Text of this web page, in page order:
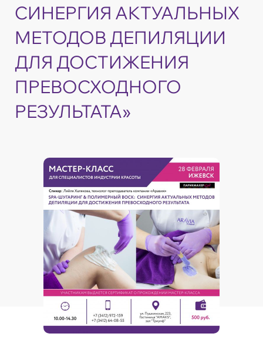
СИНЕРГИЯ АКТУАЛЬНЫХ
МЕТОДОВ ДЕПИЛЯЦИИ
ДЛЯ ДОСТИЖЕНИЯ
ПРЕВОСХОДНОГО
РЕЗУЛЬТАТА»